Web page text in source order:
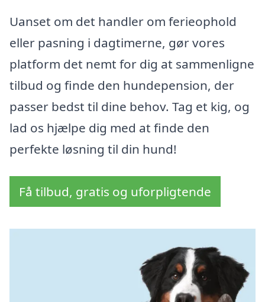
Uanset om det handler om ferieophold
eller pasning i dagtimerne, gør vores
platform det nemt for dig at sammenligne
tilbud og finde den hundepension, der
passer bedst til dine behov. Tag et kig, og
lad os hjælpe dig med at finde den
perfekte løsning til din hund!
Få tilbud, gratis og uforpligtende